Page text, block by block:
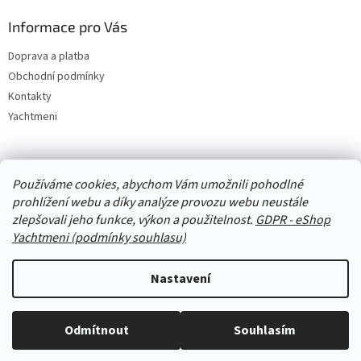
Používáme cookies, abychom Vám umožnili pohodlné
prohlížení webu a díky analýze provozu webu neustále
zlepšovali jeho funkce, výkon a použitelnost. GDPR - eShop
Yachtmeni (podmínky souhlasu)
Nastavení
Odmítnout Souhlasím
Informace pro Vás
Doprava a platba
Obchodní podmínky
Kontakty
Yachtmeni
Zboží.cz Heureka.cz Yachtmeni ComGate Payments, a.s.
Vytvořil Shoptet
Copyright 2026eShop Yachtmeni . Všechna práva vyhrazena.